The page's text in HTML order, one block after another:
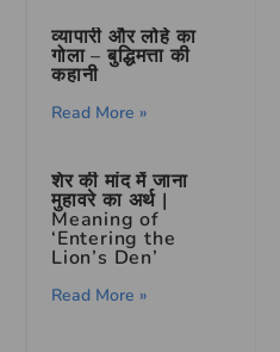
व्यापारी और लोहे का
गोला – बुद्धिमत्ता की
कहानी
Read More »
शेर की मांद में जाना
मुहावरे का अर्थ |
Meaning of
‘Entering the
Lion’s Den’
Read More »